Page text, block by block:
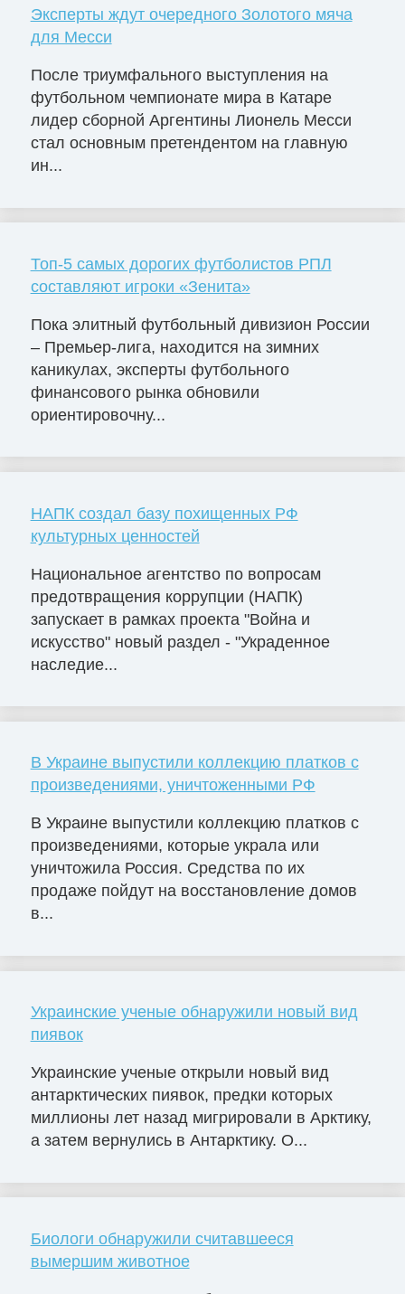
Эксперты ждут очередного Золотого мяча
для Месси
После триумфального выступления на
футбольном чемпионате мира в Катаре
лидер сборной Аргентины Лионель Месси
стал основным претендентом на главную
ин...
Топ-5 самых дорогих футболистов РПЛ
составляют игроки «Зенита»
Пока элитный футбольный дивизион России
– Премьер-лига, находится на зимних
каникулах, эксперты футбольного
финансового рынка обновили
ориентировочну...
НАПК создал базу похищенных РФ
культурных ценностей
Национальное агентство по вопросам
предотвращения коррупции (НАПК)
запускает в рамках проекта "Война и
искусство" новый раздел - "Украденное
наследие...
В Украине выпустили коллекцию платков с
произведениями, уничтоженными РФ
В Украине выпустили коллекцию платков с
произведениями, которые украла или
уничтожила Россия. Средства по их
продаже пойдут на восстановление домов
в...
Украинские ученые обнаружили новый вид
пиявок
Украинские ученые открыли новый вид
антарктических пиявок, предки которых
миллионы лет назад мигрировали в Арктику,
а затем вернулись в Антарктику. О...
Биологи обнаружили считавшееся
вымершим животное